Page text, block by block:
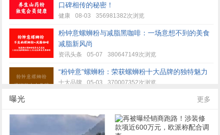
口碑相传的秘密！
健康 08-03 356981382次浏览
粉钟意螺蛳粉与减脂黑咖啡：一场意想不到的美食
减脂新风尚
资讯头条 05-07 380647149次浏览
“粉钟意”螺蛳粉：荣获螺蛳粉十大品牌的独特魅力
十大品牌 05-03 370007352次浏览
称配合调查
04-28 365963514次浏览
曝光 更多